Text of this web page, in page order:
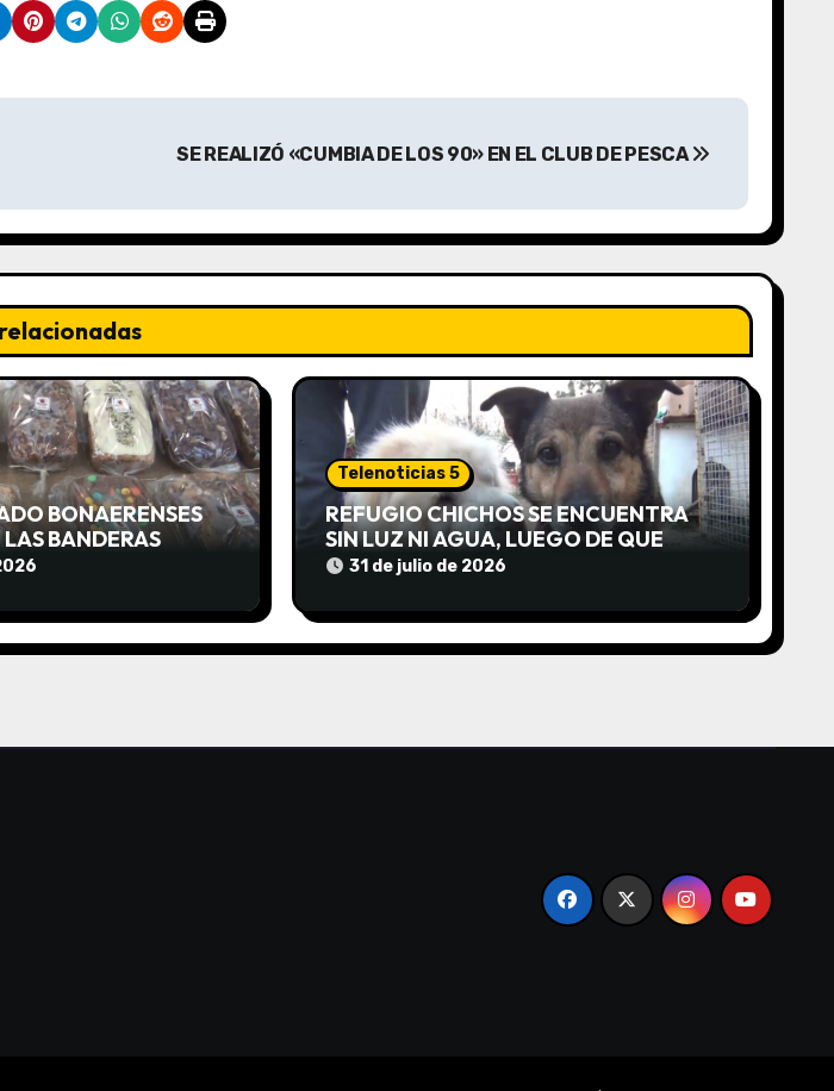
SE REALIZÓ «CUMBIA DE LOS 90» EN EL CLUB DE PESCA
BONAERENSES
BANDERAS
Telenoticias 5
REFUGIO CHICHOS SE ENCUENTRA
SIN LUZ NI AGUA, LUEGO DE QUE
EDEA CORTARA EL SUMINISTRO SIN
31 de julio de 2026